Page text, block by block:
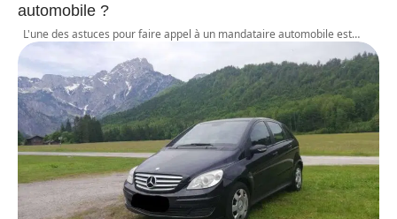
automobile ?
L'une des astuces pour faire appel à un mandataire automobile est…